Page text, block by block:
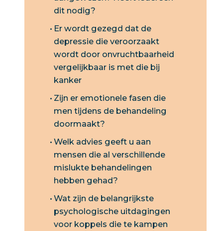
dit nodig?
Er wordt gezegd dat de
depressie die veroorzaakt
wordt door onvruchtbaarheid
vergelijkbaar is met die bij
kanker
Zijn er emotionele fasen die
men tijdens de behandeling
doormaakt?
Welk advies geeft u aan
mensen die al verschillende
mislukte behandelingen
hebben gehad?
Wat zijn de belangrijkste
psychologische uitdagingen
voor koppels die te kampen